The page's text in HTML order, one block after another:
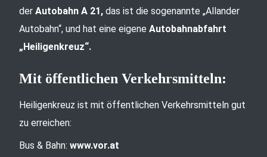
der Autobahn A 21, das ist die sogenannte „Allander
Autobahn“, und hat eine eigene Autobahnabfahrt
„Heiligenkreuz“.
Mit öffentlichen Verkehrsmitteln:
Heiligenkreuz ist mit öffentlichen Verkehrsmitteln gut
zu erreichen:
Bus & Bahn: www.vor.at